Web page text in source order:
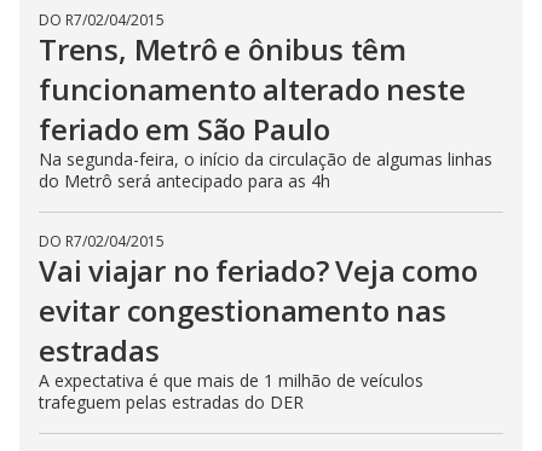
DO R7/02/04/2015
Trens, Metrô e ônibus têm
funcionamento alterado neste
feriado em São Paulo
Na segunda-feira, o início da circulação de algumas linhas
do Metrô será antecipado para as 4h
DO R7/02/04/2015
Vai viajar no feriado? Veja como
evitar congestionamento nas
estradas
A expectativa é que mais de 1 milhão de veículos
trafeguem pelas estradas do DER